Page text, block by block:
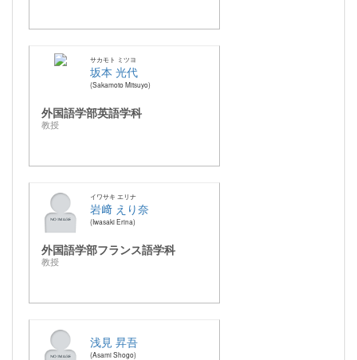
サカモト ミツヨ
坂本 光代
Sakamoto Mitsuyo
外国語学部英語学科
教授
イワサキ エリナ
岩﨑 えり奈
Iwasaki Erina
外国語学部フランス語学科
教授
浅見 昇吾
Asami Shogo